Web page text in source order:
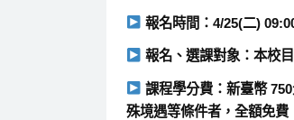
報名時間：4/25(二)
報名、選課對象：本校
課程學分費：新臺幣
殊境遇等條件者，全額免費